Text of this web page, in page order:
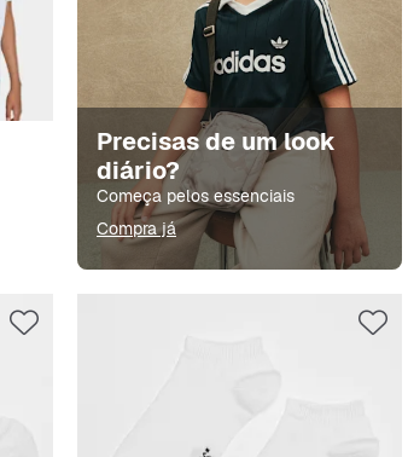
Precisas de um look
diário?
Começa pelos essenciais
Compra já